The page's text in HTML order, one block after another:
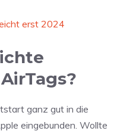
erst 2024
ganz gut in die
eingebunden. Wollte